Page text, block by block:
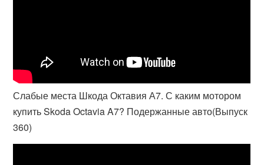
Слабые места Шкода Октавия А7. С каким мотором
купить Skoda Octavia A7? Подержанные авто(Выпуск
360)